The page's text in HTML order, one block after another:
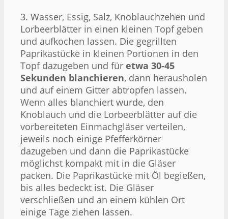
3. Wasser, Essig, Salz, Knoblauchzehen und
Lorbeerblätter in einen kleinen Topf geben
und aufkochen lassen. Die gegrillten
Paprikastücke in kleinen Portionen in den
Topf dazugeben und für etwa 30-45
Sekunden blanchieren, dann herausholen
und auf einem Gitter abtropfen lassen.
Wenn alles blanchiert wurde, den
Knoblauch und die Lorbeerblätter auf die
vorbereiteten Einmachgläser verteilen,
jeweils noch einige Pfefferkörner
dazugeben und dann die Paprikastücke
möglichst kompakt mit in die Gläser
packen. Die Paprikastücke mit Öl begießen,
bis alles bedeckt ist. Die Gläser
verschließen und an einem kühlen Ort
einige Tage ziehen lassen.